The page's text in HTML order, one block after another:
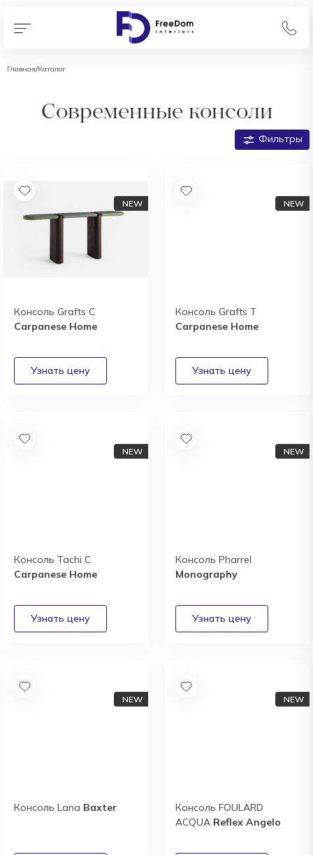
Главная/Каталог
Современные консоли
Фильтры
Консоль Grafts C
Carpanese Home
Консоль Grafts T
Carpanese Home
Консоль Tachi C
Carpanese Home
Консоль Pharrel
Monography
Консоль Lana Baxter
Консоль FOULARD
ACQUA Reflex Angelo